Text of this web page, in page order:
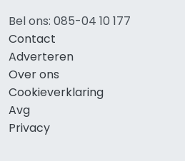
Bel ons: 085-04 10 177
Contact
Adverteren
Over ons
Cookieverklaring
Avg
Privacy